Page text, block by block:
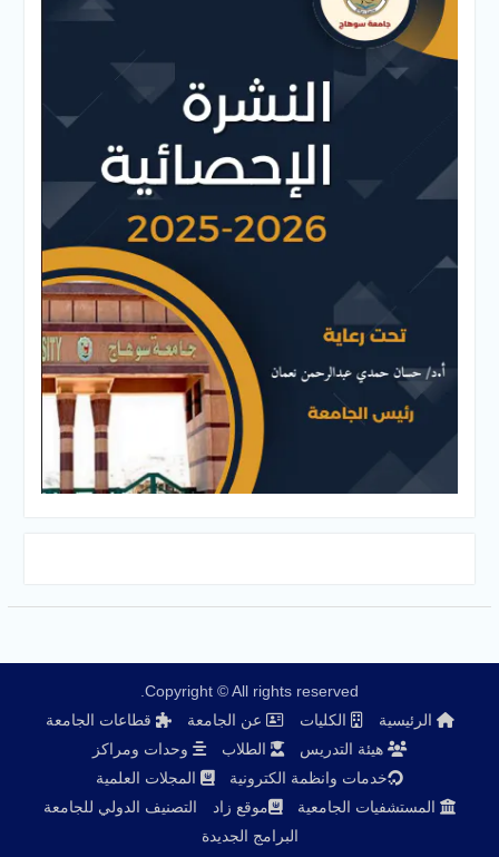
Copyright © All rights reserved.
الرئيسية
الكليات عن الجامعة
قطاعات الجامعة
هيئة التدريس
الطلاب
وحدات ومراكز
خدمات وانظمة الكترونية
المجلات العلمية
المستشفيات الجامعية
موقع زاد
التصنيف الدولي للجامعة
البرامج الجديدة